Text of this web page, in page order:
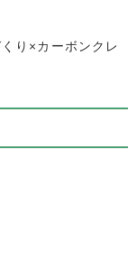
り×カーボンクレ